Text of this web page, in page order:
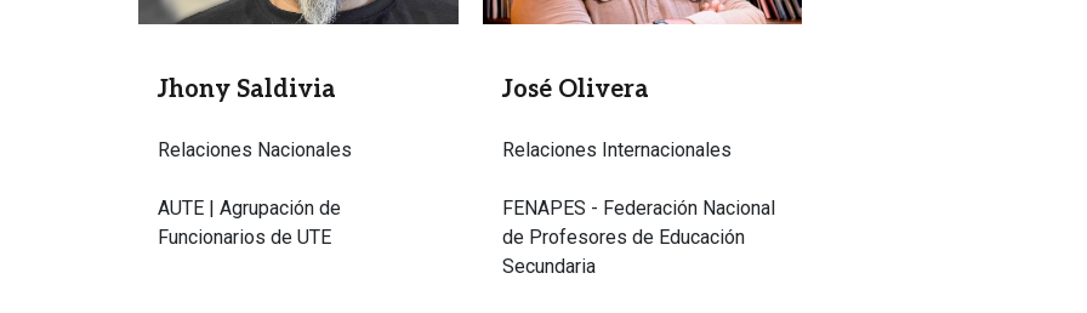
Jhony Saldivia
Relaciones Nacionales
AUTE | Agrupación de
Funcionarios de UTE
José Olivera
Relaciones Internacionales
FENAPES - Federación Nacional
de Profesores de Educación
Secundaria